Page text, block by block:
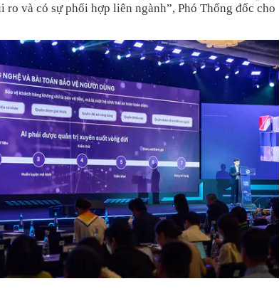
ro và có sự phối hợp liên ngành”, Phó Thống đốc cho